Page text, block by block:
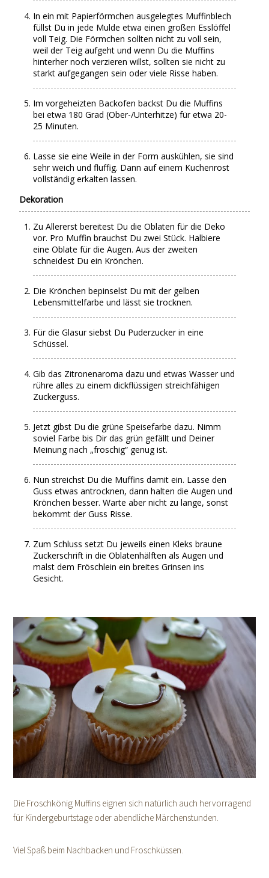
In ein mit Papierförmchen ausgelegtes Muffinblech
füllst Du in jede Mulde etwa einen großen Esslöffel
voll Teig. Die Förmchen sollten nicht zu voll sein,
weil der Teig aufgeht und wenn Du die Muffins
hinterher noch verzieren willst, sollten sie nicht zu
starkt aufgegangen sein oder viele Risse haben.
Im vorgeheizten Backofen backst Du die Muffins
bei etwa 180 Grad (Ober-/Unterhitze) für etwa 20-
25 Minuten.
Lasse sie eine Weile in der Form auskühlen, sie sind
sehr weich und fluffig. Dann auf einem Kuchenrost
vollständig erkalten lassen.
Dekoration
Zu Allererst bereitest Du die Oblaten für die Deko
vor. Pro Muffin brauchst Du zwei Stück. Halbiere
eine Oblate für die Augen. Aus der zweiten
schneidest Du ein Krönchen.
Die Krönchen bepinselst Du mit der gelben
Lebensmittelfarbe und lässt sie trocknen.
Für die Glasur siebst Du Puderzucker in eine
Schüssel.
Gib das Zitronenaroma dazu und etwas Wasser und
rühre alles zu einem dickflüssigen streichfähigen
Zuckerguss.
Jetzt gibst Du die grüne Speisefarbe dazu. Nimm
soviel Farbe bis Dir das grün gefällt und Deiner
Meinung nach „froschig“ genug ist.
Nun streichst Du die Muffins damit ein. Lasse den
Guss etwas antrocknen, dann halten die Augen und
Krönchen besser. Warte aber nicht zu lange, sonst
bekommt der Guss Risse.
Zum Schluss setzt Du jeweils einen Kleks braune
Zuckerschrift in die Oblatenhälften als Augen und
malst dem Fröschlein ein breites Grinsen ins
Gesicht.
Die Froschkönig Muffins eignen sich natürlich auch hervorragend
für Kindergeburtstage oder abendliche Märchenstunden.
Viel Spaß beim Nachbacken und Froschküssen.